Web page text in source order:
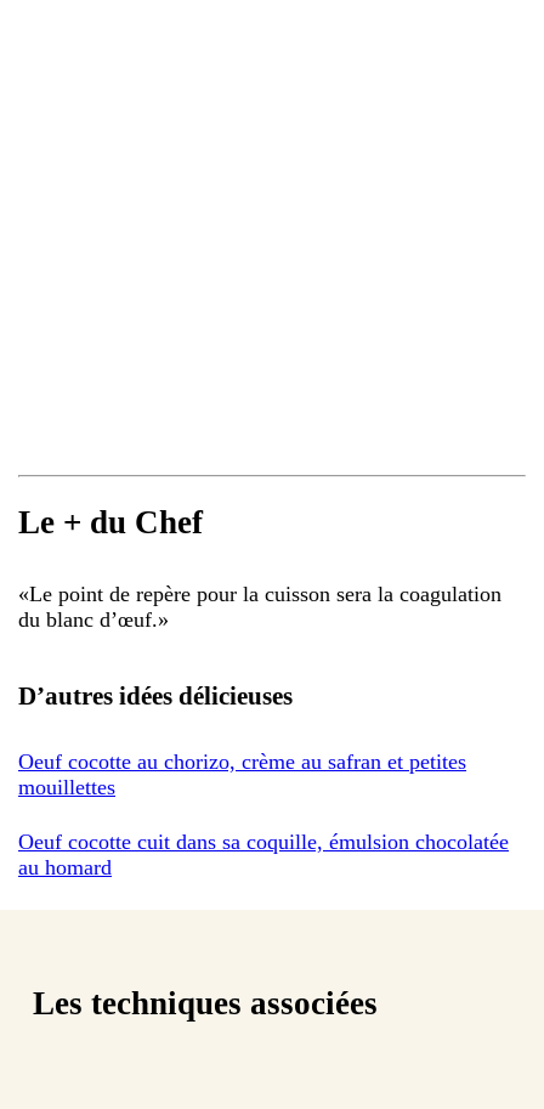
Le + du Chef
«Le point de repère pour la cuisson sera la coagulation
du blanc d’œuf.»
D’autres idées délicieuses
Oeuf cocotte au chorizo, crème au safran et petites
mouillettes
Oeuf cocotte cuit dans sa coquille, émulsion chocolatée
au homard
Les techniques associées